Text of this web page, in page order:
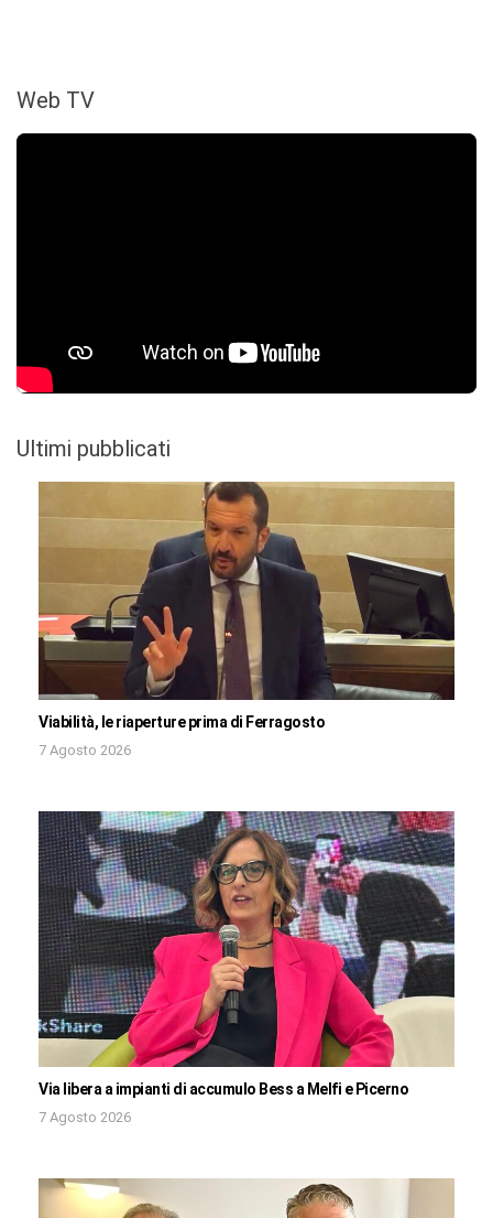
Web TV
Ultimi pubblicati
Viabilità, le riaperture prima di Ferragosto
7 Agosto 2026
Via libera a impianti di accumulo Bess a Melfi e Picerno
7 Agosto 2026